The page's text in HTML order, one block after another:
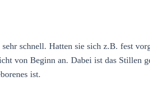
schnell. Hatten sie sich z.B. fest
von Beginn an. Dabei ist das
ist.